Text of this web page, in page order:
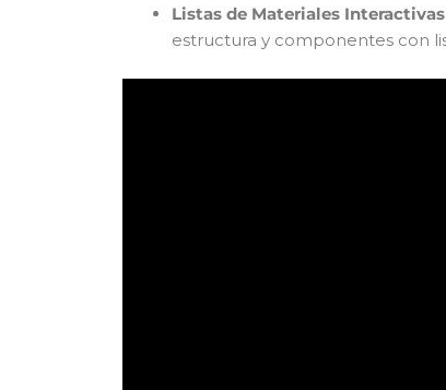
Listas de Materiales
estructura y componentes con